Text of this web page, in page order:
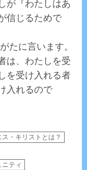
が『わたしはあ
信じるためで
たに言います。
は、わたしを受
を受け入れる者
入れるので
・キリストとは？
ティ